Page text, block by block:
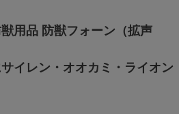
獣用品 防獣フォーン（拡声
イレン・オオカミ・ライオン